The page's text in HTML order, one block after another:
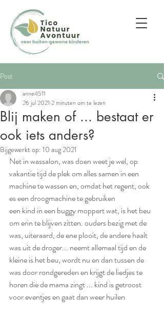
Post
Blij maken of ... bestaat er
ook iets anders?
anne4511
26 jul 2021 2 minuten om te lezen
Bijgewerkt op: 10 aug 2021
Net in wassalon, was doen weet je wel, op
vakantie tijd de plek om alles samen in een
machine te wassen en, omdat het regent, ook
es een droogmachine te gebruiken
een kind in een buggy moppert wat, is het beu
om erin te blijven zitten. ouders bezig met de
was, uiteraard, de ene plooit, de andere haalt
was uit de droger... neemt allemaal tijd en de
kleine is het beu, wordt nu en dan tussen de
was door rondgereden en krijgt de liedjes te
horen die de mama zingt ... kind is getroost
voor eventjes en gaat dan weer huilen